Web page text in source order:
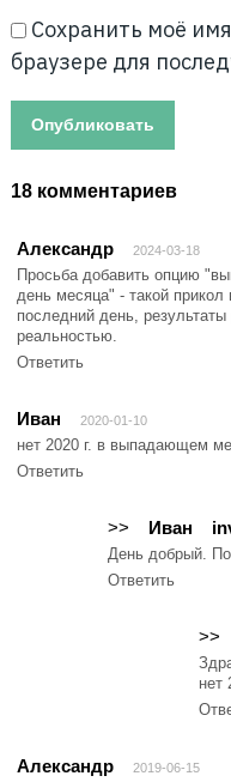
Сохранить моё
браузере для
18 комментариев
Александр 2024-03-18
Просьба добавить опцию
день месяца" - такой прикол
последний день,
реальностью.
Ответить
Иван 2020-01-10
нет 2020 г. в выпадающем
Ответить
>> Иван
День добрый.
Ответить
>>
нет
Александр 2019-06-15